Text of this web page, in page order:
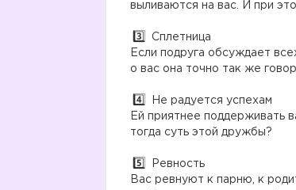
выливаются на вас. И при
Сплетница
Если подруга обсуждает
о вас она точно так же
Не радуется успехам
Ей приятнее поддерживать
тогда суть этой дружбы?
Ревность
Вас ревнуют к парню, к